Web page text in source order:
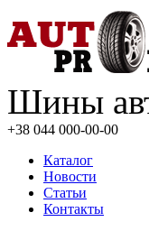
Шины
+38 044 000-00-00
Каталог
Новости
Статьи
Контакты